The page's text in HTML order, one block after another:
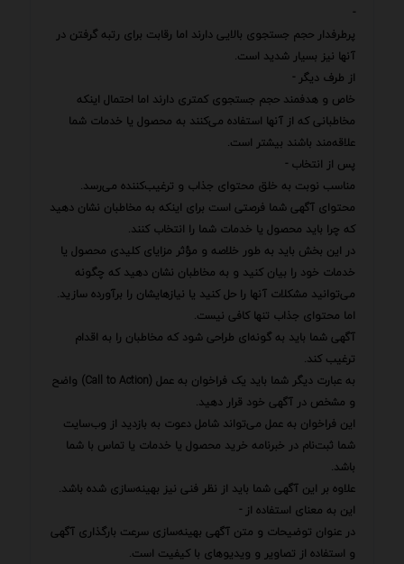
-
پرطرفدار حجم جستجوی بالایی دارند اما رقابت برای رتبه گرفتن در
آنها نیز بسیار شدید است.
از طرف دیگر -
خاص و هدفمند حجم جستجوی کمتری دارند اما احتمال اینکه
مخاطبانی که از آنها استفاده می‌کنند به محصول یا خدمات شما
علاقه‌مند باشند بیشتر است.
پس از انتخاب -
مناسب نوبت به خلق محتوای جذاب و ترغیب‌کننده می‌رسد.
محتوای آگهی شما فرصتی است برای اینکه به مخاطبان نشان دهید
که چرا باید محصول یا خدمات شما را انتخاب کنند.
در این بخش باید به طور خلاصه و مؤثر مزایای کلیدی محصول یا
خدمات خود را بیان کنید و به مخاطبان نشان دهید که چگونه
می‌توانید مشکلات آنها را حل کنید یا نیازهایشان را برآورده سازید.
اما محتوای جذاب تنها کافی نیست.
آگهی شما باید به گونه‌ای طراحی شود که مخاطبان را به اقدام
ترغیب کند.
به عبارت دیگر شما باید یک فراخوان به عمل (Call to Action) واضح
و مشخص در آگهی خود قرار دهید.
این فراخوان به عمل می‌تواند شامل دعوت به بازدید از وب‌سایت
شما ثبت‌نام در خبرنامه خرید محصول یا خدمات یا تماس با شما
باشد.
علاوه بر این آگهی شما باید از نظر فنی نیز بهینه‌سازی شده باشد.
این به معنای استفاده از -
در عنوان توضیحات و متن آگهی بهینه‌سازی سرعت بارگذاری آگهی
و استفاده از تصاویر و ویدیوهای با کیفیت است.